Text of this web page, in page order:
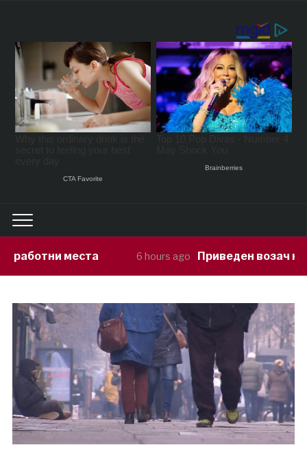
6 hours ago Приведен возач кој ја предизвикал